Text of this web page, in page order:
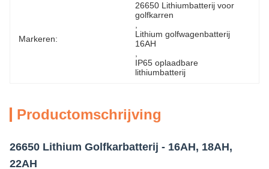
Markeren:
26650 Lithiumbatterij voor
golfkarren
Lithium golfwagenbatterij
16AH
IP65 oplaadbare
lithiumbatterij
Productomschrijving
26650 Lithium Golfkarbatterij - 16AH, 18AH,
22AH